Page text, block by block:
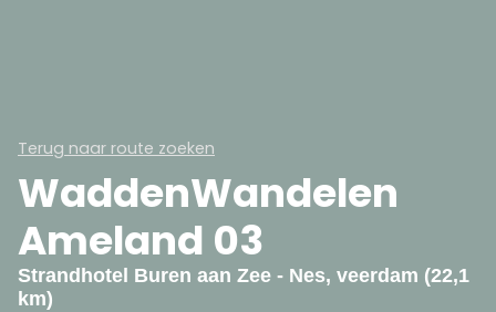
Terug naar route zoeken
WaddenWandelen
Ameland 03
Strandhotel Buren aan Zee - Nes, veerdam (22,1
km)